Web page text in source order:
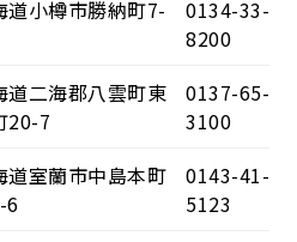
道小樽市勝納町7-
0134-33-
8200
道二海郡八雲町東
20-7
0137-65-
3100
道室蘭市中島本町
6
0143-41-
5123